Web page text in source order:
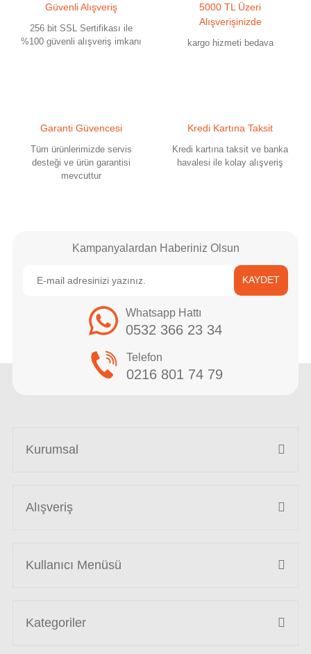
Ürün açıklamasında eksik bilgiler bulunuyor.
Ürün bilgilerinde hatalar bulunuyor.
Güvenli Alışveriş
256 bit SSL Sertifikası ile
%100 güvenli alışveriş imkanı
5000 TL Üzeri
Alışverişinizde
kargo hizmeti bedava
Garanti Güvencesi
Tüm ürünlerimizde servis
desteği ve ürün garantisi
mevcuttur
Kredi Kartına Taksit
Kredi kartına taksit ve banka
havalesi ile kolay alışveriş
Kampanyalardan Haberiniz Olsun
KAYDET
Whatsapp Hattı
0532 366 23 34
Telefon
0216 801 74 79
Kurumsal
Alışveriş
Kullanıcı Menüsü
Kategoriler